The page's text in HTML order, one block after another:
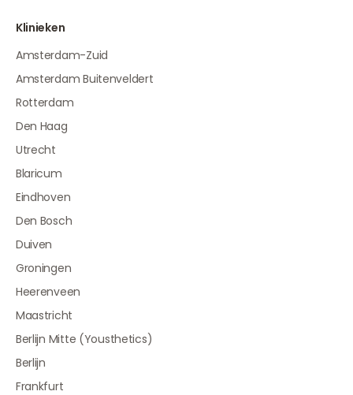
Klinieken
Amsterdam-Zuid
Amsterdam Buitenveldert
Rotterdam
Den Haag
Utrecht
Blaricum
Eindhoven
Den Bosch
Duiven
Groningen
Heerenveen
Maastricht
Berlijn Mitte (Yousthetics)
Berlijn
Frankfurt